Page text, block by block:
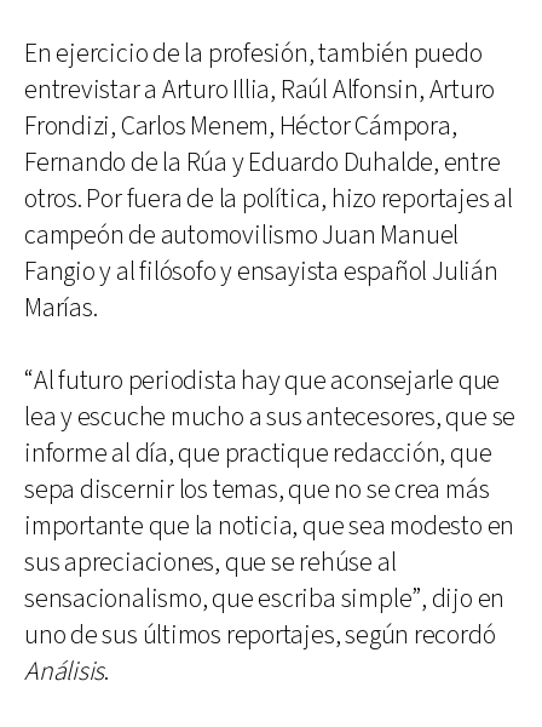
En ejercicio de la profesión, también puedo
entrevistar a Arturo Illia, Raúl Alfonsin, Arturo
Frondizi, Carlos Menem, Héctor Cámpora,
Fernando de la Rúa y Eduardo Duhalde, entre
otros. Por fuera de la política, hizo reportajes al
campeón de automovilismo Juan Manuel
Fangio y al filósofo y ensayista español Julián
Marías.
“Al futuro periodista hay que aconsejarle que
lea y escuche mucho a sus antecesores, que se
informe al día, que practique redacción, que
sepa discernir los temas, que no se crea más
importante que la noticia, que sea modesto en
sus apreciaciones, que se rehúse al
sensacionalismo, que escriba simple”, dijo en
uno de sus últimos reportajes, según recordó
Análisis.